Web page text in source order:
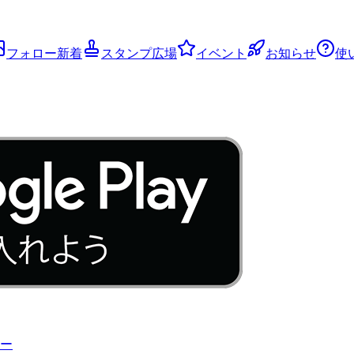
フォロー新着 スタンプ広場 イベント お知らせ 使